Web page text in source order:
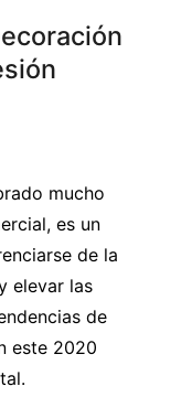
mucho
es un
de la
elevar las
de
este 2020